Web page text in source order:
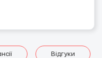
Відгуки